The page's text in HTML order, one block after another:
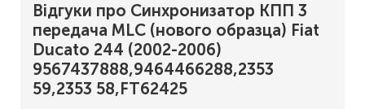
Відгуки про Синхронизатор КПП 3
передача MLC (нового образца) Fiat
Ducato 244 (2002-2006)
9567437888,9464466288,2353
59,2353 58,FT62425